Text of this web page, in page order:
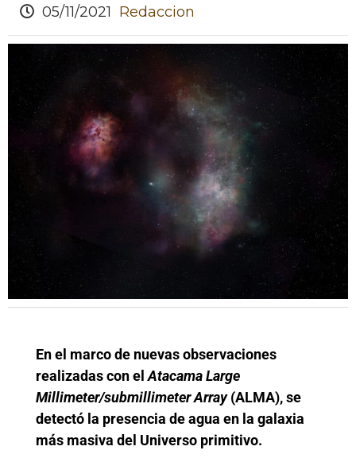
05/11/2021 Redaccion
En el marco de nuevas observaciones
realizadas con elAtacama Large
Millimeter/submillimeter Array(ALMA), se
detectó la presencia de agua en la galaxia
más masiva del Universo primitivo.